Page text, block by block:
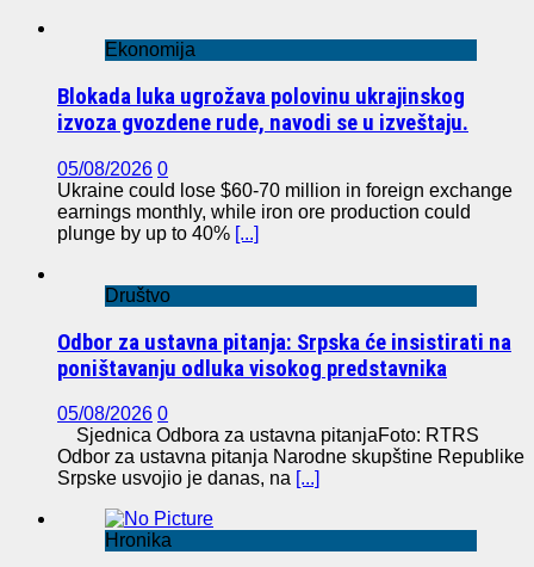
Ekonomija
Blokada luka ugrožava polovinu ukrajinskog
izvoza gvozdene rude, navodi se u izveštaju.
05/08/2026 0
Ukraine could lose $60-70 million in foreign exchange
earnings monthly, while iron ore production could
plunge by up to 40% [...]
Društvo
Odbor za ustavna pitanja: Srpska će insistirati na
poništavanju odluka visokog predstavnika
05/08/2026 0
Sjednica Odbora za ustavna pitanjaFoto: RTRS
Odbor za ustavna pitanja Narodne skupštine Republike
Srpske usvojio je danas, na [...]
Hronika